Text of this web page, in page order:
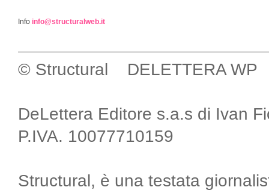
Info info@structuralweb.it
© Structural DELETTERA WP
DeLettera Editore s.a.s di Ivan
P.IVA. 10077710159
Structural, è una testata